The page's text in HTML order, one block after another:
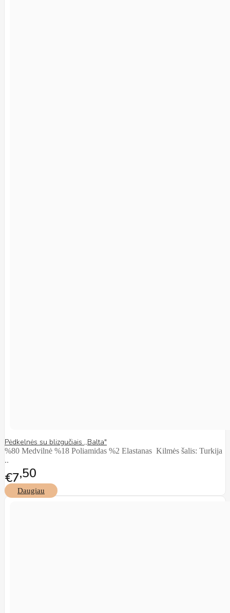
Pėdkelnės su blizgučiais ,,Balta"
%80 Medvilnė %18 Poliamidas %2 Elastanas Kilmės šalis: Turkija
..
€7 50
Daugiau